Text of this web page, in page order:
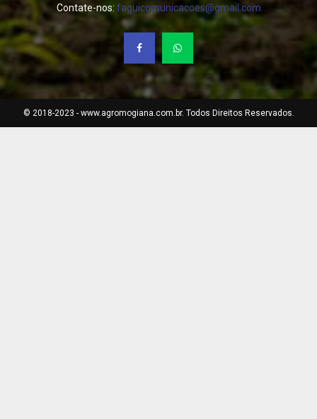
Contate-nos: faguicomunicacoes@gmail.com
© 2018-2023 - www.agromogiana.com.br. Todos Direitos Reservados.